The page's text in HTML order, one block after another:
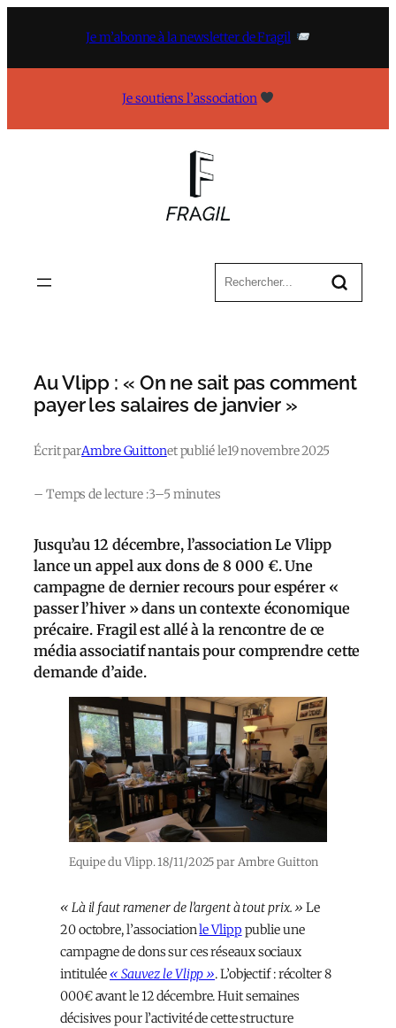
Je m’abonne à la newsletter de Fragil
Je soutiens l’association
Au Vlipp : « On ne sait pas comment
payer les salaires de janvier »
Écrit parAmbre Guittonet publié le19 novembre 2025
– Temps de lecture :3–5 minutes
Jusqu’au 12 décembre, l’association Le Vlipp
lance un appel aux dons de 8 000 €. Une
campagne de dernier recours pour espérer «
passer l’hiver » dans un contexte économique
précaire. Fragil est allé à la rencontre de ce
média associatif nantais pour comprendre cette
demande d’aide.
Equipe du Vlipp. 18/11/2025 par Ambre Guitton
« Là il faut ramener de l’argent à tout prix. » Le
20 octobre, l’associationle Vlipp publie une
campagne de dons sur ces réseaux sociaux
intitulée« Sauvez le Vlipp ».L’objectif : récolter 8
000€ avant le 12 décembre. Huit semaines
décisives pour l’activité de cette structure